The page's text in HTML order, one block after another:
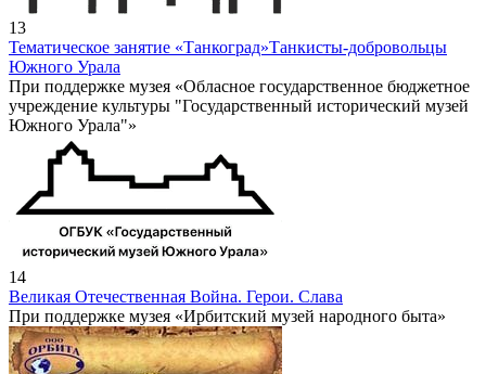
13
Тематическое занятие «Танкоград»Танкисты-добровольцы
Южного Урала
При поддержке музея «Обласное государственное бюджетное
учреждение культуры "Государственный исторический музей
Южного Урала"»
14
Великая Отечественная Война. Герои. Слава
При поддержке музея «Ирбитский музей народного быта»